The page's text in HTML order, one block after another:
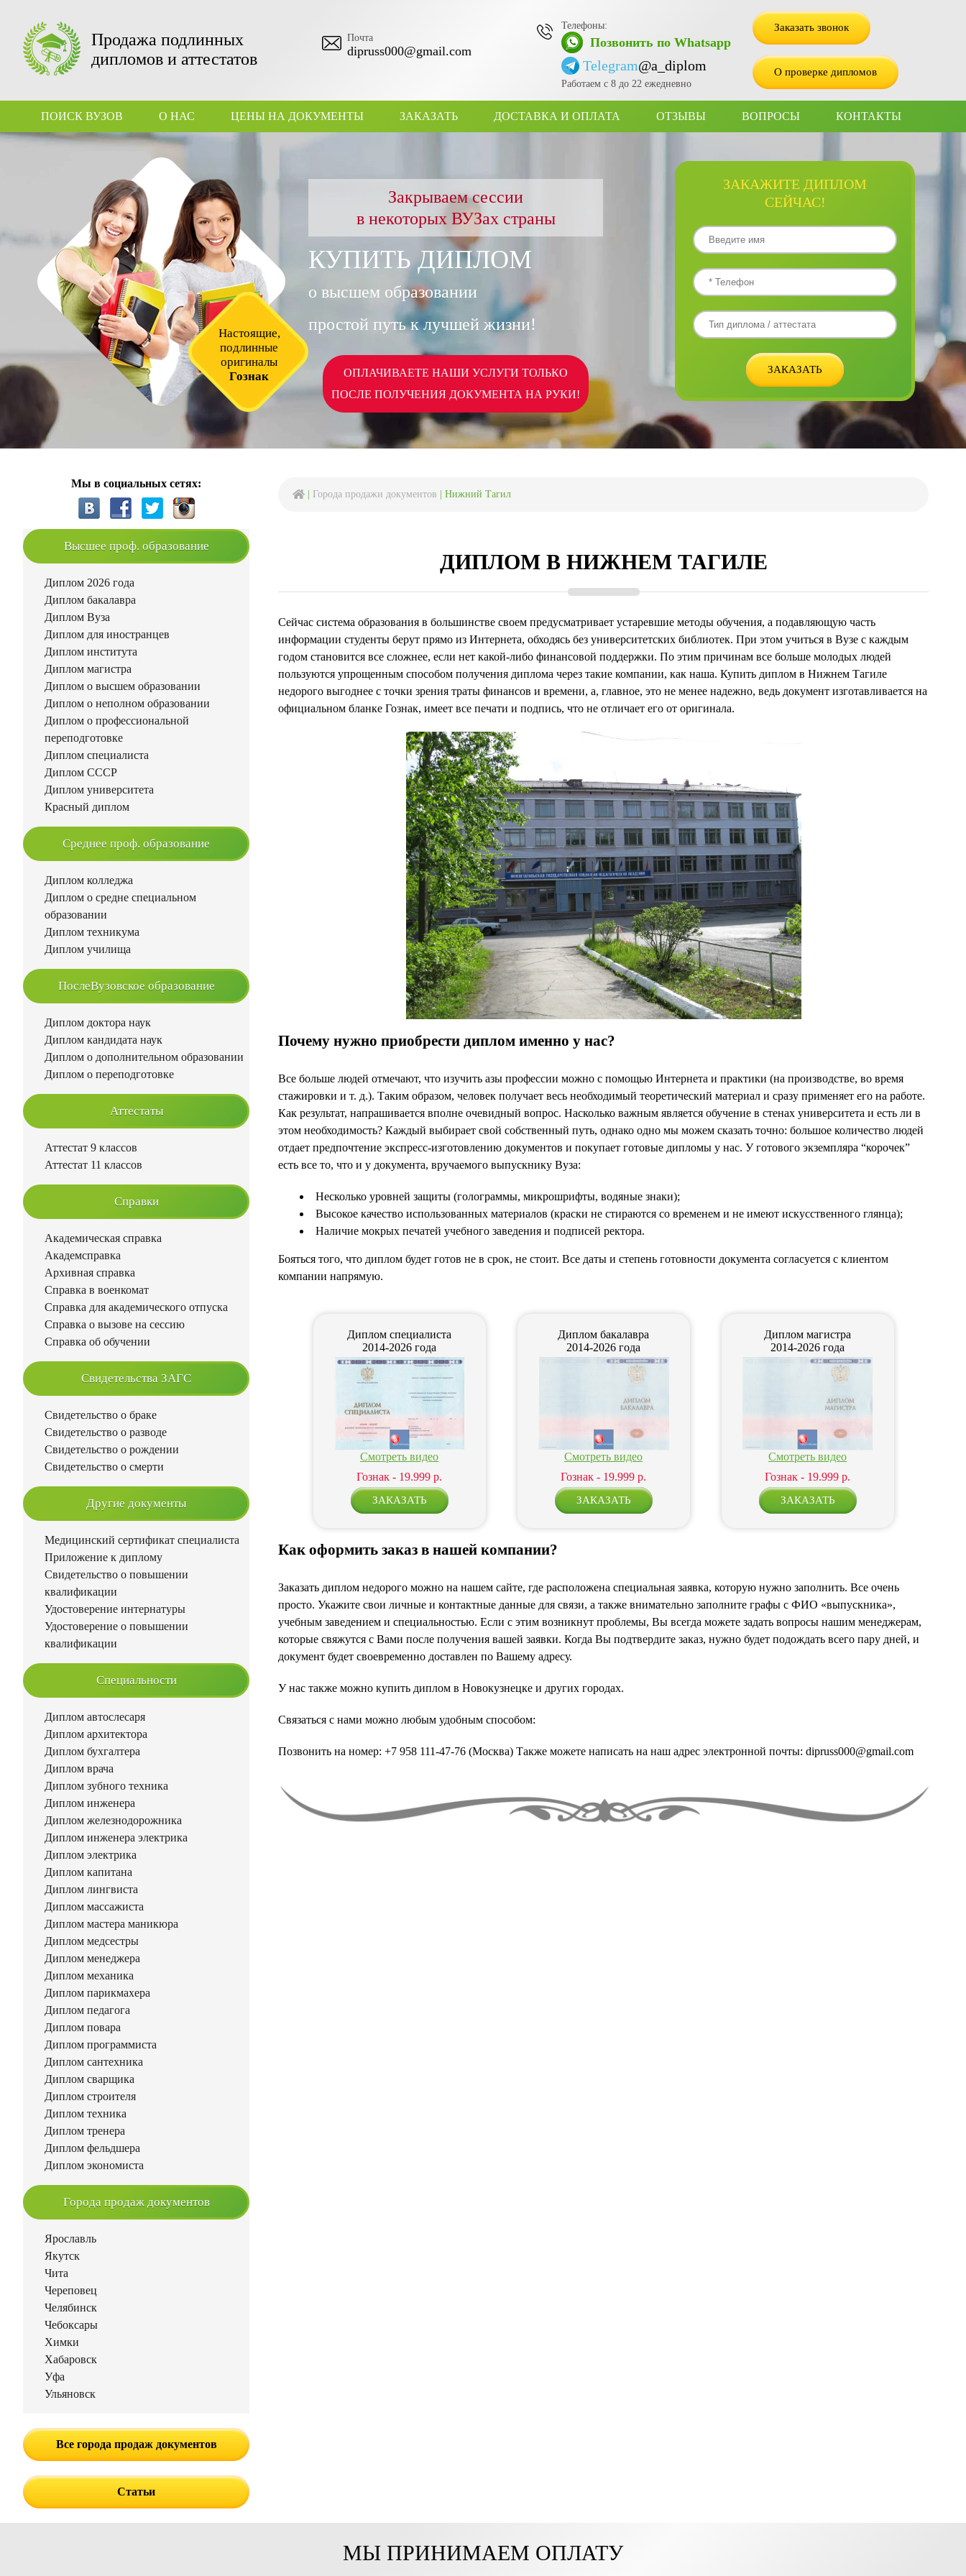
Продажа подлинных
дипломов и аттестатов
Почта
dipruss000@gmail.com
Телефоны:
Позвонить по Whatsapp
Telegram@a_diplom
Работаем с 8 до 22 ежедневно
Заказать звонок
О проверке дипломов
ПОИСК ВУЗОВ О НАС ЦЕНЫ НА ДОКУМЕНТЫ ЗАКАЗАТЬ ДОСТАВКА И ОПЛАТА ОТЗЫВЫ ВОПРОСЫ КОНТАКТЫ
Настоящие,
подлинные
оригиналы
Гознак
Закрываем сессии
в некоторых ВУЗах страны
КУПИТЬ ДИПЛОМ
о высшем образовании
простой путь к лучшей жизни!
ОПЛАЧИВАЕТЕ НАШИ УСЛУГИ ТОЛЬКО
ПОСЛЕ ПОЛУЧЕНИЯ ДОКУМЕНТА НА РУКИ!
ЗАКАЖИТЕ ДИПЛОМ
СЕЙЧАС!
Города продажи документов Нижний Тагил
ДИПЛОМ В НИЖНЕМ ТАГИЛЕ
Сейчас система образования в большинстве своем предусматривает устаревшие методы обучения, а подавляющую часть
информации студенты берут прямо из Интернета, обходясь без университетских библиотек. При этом учиться в Вузе с каждым
годом становится все сложнее, если нет какой-либо финансовой поддержки. По этим причинам все больше молодых людей
пользуются упрощенным способом получения диплома через такие компании, как наша. Купить диплом в Нижнем Тагиле
недорого выгоднее с точки зрения траты финансов и времени, а, главное, это не менее надежно, ведь документ изготавливается на
официальном бланке Гознак, имеет все печати и подпись, что не отличает его от оригинала.
Почему нужно приобрести диплом именно у нас?
Все больше людей отмечают, что изучить азы профессии можно с помощью Интернета и практики (на производстве, во время
стажировки и т. д.). Таким образом, человек получает весь необходимый теоретический материал и сразу применяет его на работе.
Как результат, напрашивается вполне очевидный вопрос. Насколько важным является обучение в стенах университета и есть ли в
этом необходимость? Каждый выбирает свой собственный путь, однако одно мы можем сказать точно: большое количество людей
отдает предпочтение экспресс-изготовлению документов и покупает готовые дипломы у нас. У готового экземпляра “корочек”
есть все то, что и у документа, вручаемого выпускнику Вуза:
Несколько уровней защиты (голограммы, микрошрифты, водяные знаки);
Высокое качество использованных материалов (краски не стираются со временем и не имеют искусственного глянца);
Наличие мокрых печатей учебного заведения и подписей ректора.
Бояться того, что диплом будет готов не в срок, не стоит. Все даты и степень готовности документа согласуется с клиентом
компании напрямую.
Диплом специалиста
2014-2026 года
Смотреть видео
Гознак - 19.999 р.
Диплом бакалавра
2014-2026 года
Смотреть видео
Гознак - 19.999 р.
Диплом магистра
2014-2026 года
Смотреть видео
Гознак - 19.999 р.
Как оформить заказ в нашей компании?
Заказать диплом недорого можно на нашем сайте, где расположена специальная заявка, которую нужно заполнить. Все очень
просто. Укажите свои личные и контактные данные для связи, а также внимательно заполните графы с ФИО «выпускника»,
учебным заведением и специальностью. Если с этим возникнут проблемы, Вы всегда можете задать вопросы нашим менеджерам,
которые свяжутся с Вами после получения вашей заявки. Когда Вы подтвердите заказ, нужно будет подождать всего пару дней, и
документ будет своевременно доставлен по Вашему адресу.
У нас также можно купить диплом в Новокузнецке и других городах.
Связаться с нами можно любым удобным способом:
Позвонить на номер: +7 958 111-47-76 (Москва) Также можете написать на наш адрес электронной почты: dipruss000@gmail.com
Мы в социальных сетях:
Высшее проф. образование
Диплом 2026 года
Диплом бакалавра
Диплом Вуза
Диплом для иностранцев
Диплом института
Диплом магистра
Диплом о высшем образовании
Диплом о неполном образовании
Диплом о профессиональной
переподготовке
Диплом специалиста
Диплом СССР
Диплом университета
Красный диплом
Среднее проф. образование
Диплом колледжа
Диплом о средне специальном
образовании
Диплом техникума
Диплом училища
ПослеВузовское образование
Диплом доктора наук
Диплом кандидата наук
Диплом о дополнительном образовании
Диплом о переподготовке
Аттестаты
Аттестат 9 классов
Аттестат 11 классов
Справки
Академическая справка
Академсправка
Архивная справка
Справка в военкомат
Справка для академического отпуска
Справка о вызове на сессию
Справка об обучении
Свидетельства ЗАГС
Свидетельство о браке
Свидетельство о разводе
Свидетельство о рождении
Свидетельство о смерти
Другие документы
Медицинский сертификат специалиста
Приложение к диплому
Свидетельство о повышении
квалификации
Удостоверение интернатуры
Удостоверение о повышении
квалификации
Специальности
Диплом автослесаря
Диплом архитектора
Диплом бухгалтера
Диплом врача
Диплом зубного техника
Диплом инженера
Диплом железнодорожника
Диплом инженера электрика
Диплом электрика
Диплом капитана
Диплом лингвиста
Диплом массажиста
Диплом мастера маникюра
Диплом медсестры
Диплом менеджера
Диплом механика
Диплом парикмахера
Диплом педагога
Диплом повара
Диплом программиста
Диплом сантехника
Диплом сварщика
Диплом строителя
Диплом техника
Диплом тренера
Диплом фельдшера
Диплом экономиста
Города продаж документов
Ярославль
Якутск
Чита
Череповец
Челябинск
Чебоксары
Химки
Хабаровск
Уфа
Ульяновск
Все города продаж документов
Статьи
МЫ ПРИНИМАЕМ ОПЛАТУ